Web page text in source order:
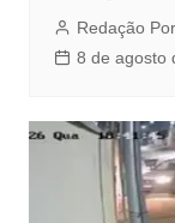
Redação
8 de agosto